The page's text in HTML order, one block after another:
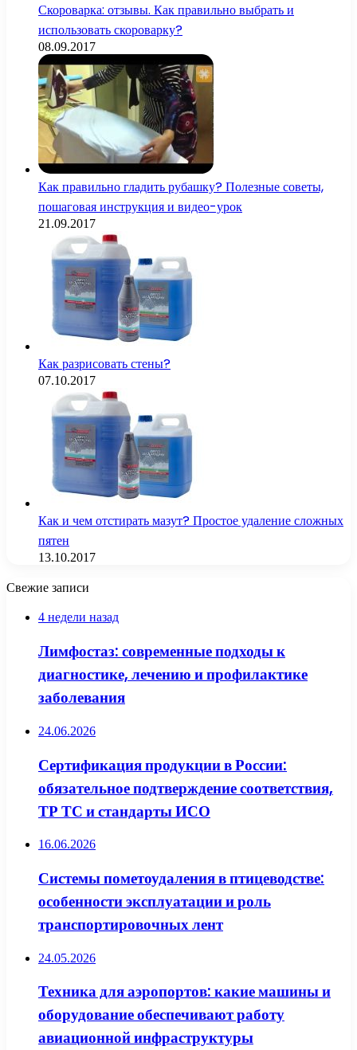
Скороварка: отзывы. Как правильно выбрать и
использовать скороварку?
08.09.2017
Как правильно гладить рубашку? Полезные советы,
пошаговая инструкция и видео-урок
21.09.2017
Как разрисовать стены?
07.10.2017
Как и чем отстирать мазут? Простое удаление сложных
пятен
13.10.2017
Свежие записи
4 недели назад
Лимфостаз: современные подходы к
диагностике, лечению и профилактике
заболевания
24.06.2026
Сертификация продукции в России:
обязательное подтверждение соответствия,
ТР ТС и стандарты ИСО
16.06.2026
Системы пометоудаления в птицеводстве:
особенности эксплуатации и роль
транспортировочных лент
24.05.2026
Техника для аэропортов: какие машины и
оборудование обеспечивают работу
авиационной инфраструктуры